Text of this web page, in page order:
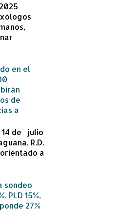
en el
de
a
14 de julio
R.D.
a
sondeo
PLD 15%,
27%